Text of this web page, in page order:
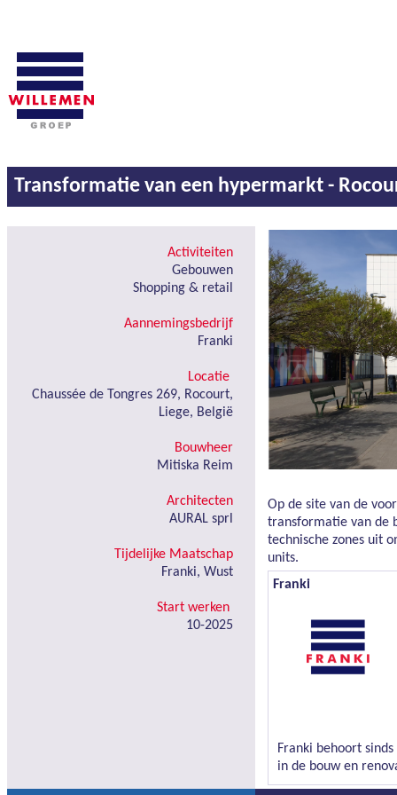
Transformatie van een hypermarkt -
Activiteiten
Gebouwen
Shopping & retail
Aannemingsbedrijf
Franki
Locatie
Chaussée de Tongres 269, Rocourt,
Liege, België
Bouwheer
Mitiska Reim
Architecten
AURAL sprl
Tijdelijke Maatschap
Franki, Wust
Start werken
10-2025
Op de site van de
transformatie van de
technische zones uit
units.
Franki
Franki behoort
in de bouw en